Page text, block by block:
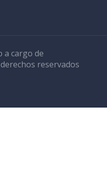
a cargo de
reservados